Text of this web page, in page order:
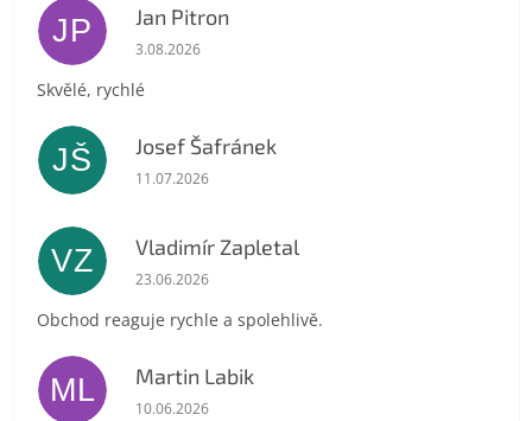
JP Jan Pitron
Hodnocení obchodu je 5 z 5 hvězdiček.
3.08.2026
Skvělé, rychlé
JŠ Josef Šafránek
Hodnocení obchodu je 5 z 5 hvězdiček.
11.07.2026
VZ Vladimír Zapletal
Hodnocení obchodu je 5 z 5 hvězdiček.
23.06.2026
Obchod reaguje rychle a spolehlivě.
ML Martin Labik
Hodnocení obchodu je 5 z 5 hvězdiček.
10.06.2026